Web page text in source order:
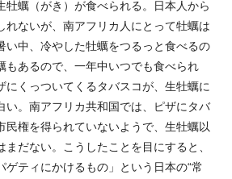
牡蠣（がき）が食べられる。日本人から
れないが、南アフリカ人にとって牡蠣は
い中、冷やした牡蠣をつるっと食べるの
もあるので、一年中いつでも食べられ
にくっついてくるタバスコが、生牡蠣に
い。南アフリカ共和国では、ピザにタバ
民権を得られていないようで、生牡蠣以
だない。こうしたことを目にすると、
ゲティにかけるもの」という日本の“常